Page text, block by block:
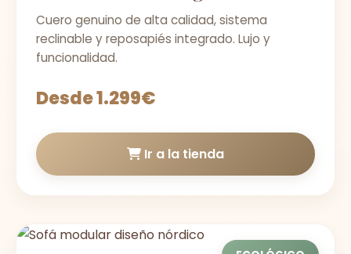
Cuero genuino de alta calidad, sistema
reclinable y reposapiés integrado. Lujo y
funcionalidad.
Desde 1.299€
Ir a la tienda